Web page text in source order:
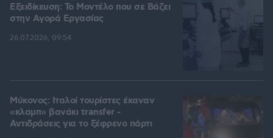
Εξειδίκευση: Το Mοντέλο που σε Bάζει
στην Aγορά Eργασίας
26.07.2026, 09:54
Μύκονος: Ιταλοί τουρίστες έκαναν
«κλαμπ» βανάκι transfer -
Αντιδράσεις για το ξέφρενο πάρτι